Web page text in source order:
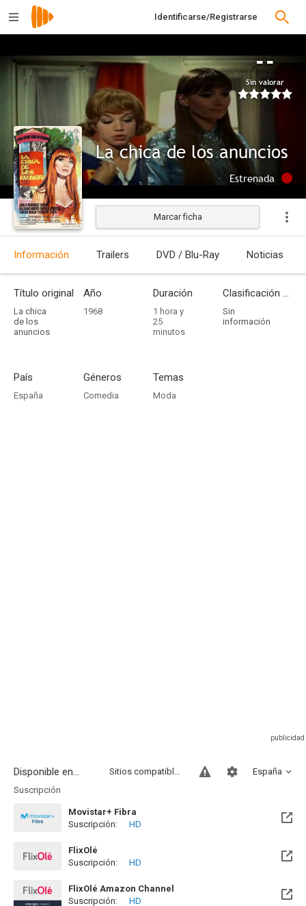
Identificarse/Registrarse
--
Sin valorar
La chica de los anuncios
Estrenada
Marcar ficha
Información Trailers DVD / Blu-Ray Noticias
Título original
La chica
de los
anuncios
Año
1968
Duración
1 hora y
25
minutos
Clasificación por edades
Sin
información
País
España
Géneros
Comedia
Temas
Moda
Disponible en... España
Sitios compatibles
Suscripción
Movistar+ Fibra
Disponible hasta el Vie, 01 Ene 2100 (Quedan 73 años)
Suscripción: HD
FlixOlé
Suscripción:
HD
FlixOlé Amazon Channel
Suscripción:
HD